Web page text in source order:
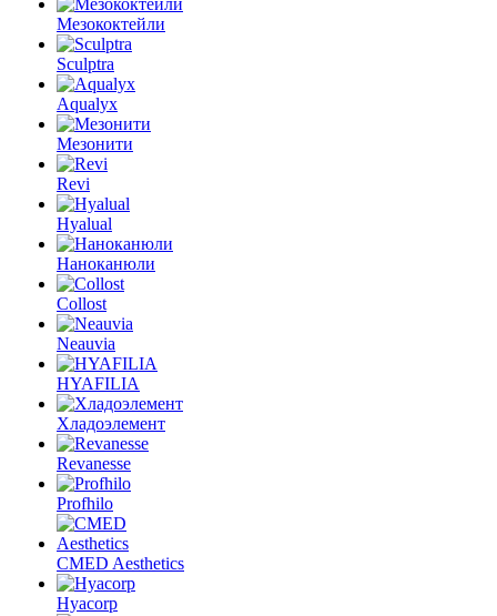
Мезококтейли
Sculptra
Aqualyx
Мезонити
Revi
Hyalual
Наноканюли
Collost
Neauvia
HYAFILIA
Хладоэлемент
Revanesse
Profhilo
CMED Aesthetics
Hyacorp